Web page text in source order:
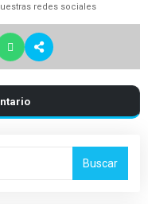
redes sociales